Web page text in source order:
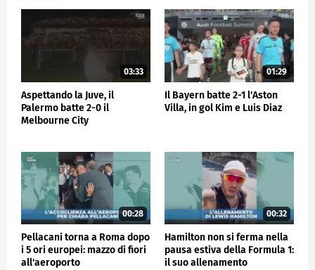
03:33
Aspettando la Juve, il
Palermo batte 2-0 il
Melbourne City
01:29
Il Bayern batte 2-1 l'Aston
Villa, in gol Kim e Luis Diaz
00:28
Pellacani torna a Roma dopo
i 5 ori europei: mazzo di fiori
all'aeroporto
00:32
Hamilton non si ferma nella
pausa estiva della Formula 1:
il suo allenamento